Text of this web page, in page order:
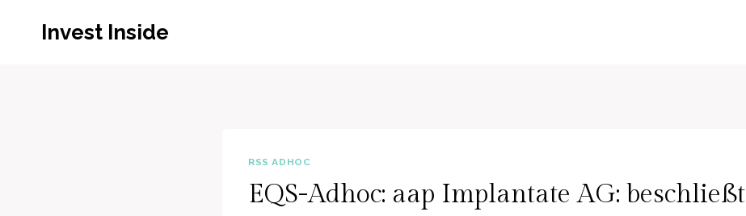
Invest Inside
RSS ADHOC
EQS-Adhoc: aap Implantate AG: beschließt